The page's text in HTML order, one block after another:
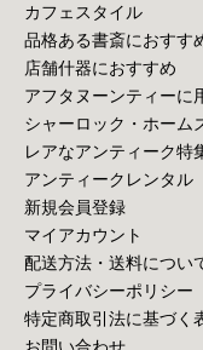
カフェスタイル
品格ある書斎におすす
店舗什器におすすめ
アフタヌーンティーに
シャーロック・ホーム
レアなアンティーク特
アンティークレンタル
新規会員登録
マイアカウント
配送方法・送料につい
プライバシーポリシー
特定商取引法に基づく